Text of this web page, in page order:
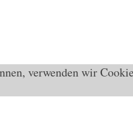
verwenden wir